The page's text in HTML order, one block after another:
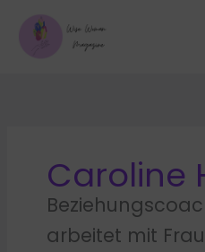
Inhalt
springen
Caroline
arbeitet mit